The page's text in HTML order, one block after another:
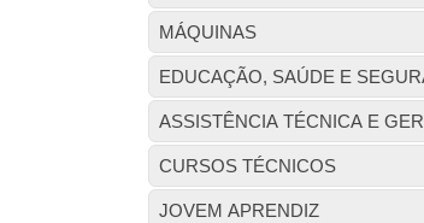
MÁQUINAS
EDUCAÇÃO, SAÚDE E
ASSISTÊNCIA TÉCNICA E
CURSOS TÉCNICOS
JOVEM APRENDIZ